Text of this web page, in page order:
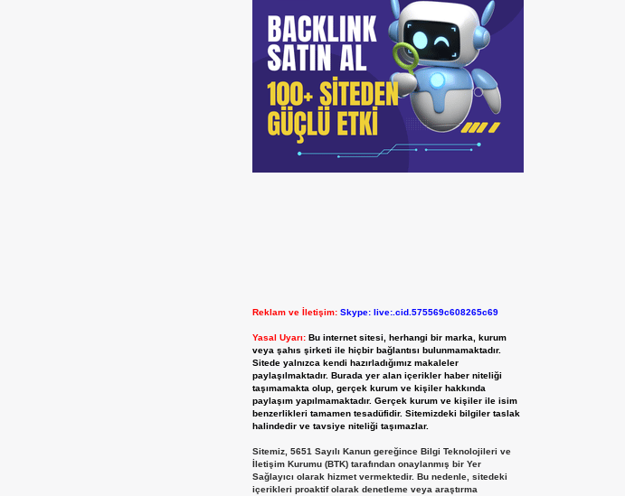
Reklam ve İletişim: Skype: live:.cid.575569c608265c69
Yasal Uyarı: Bu internet sitesi, herhangi bir marka, kurum
veya şahıs şirketi ile hiçbir bağlantısı bulunmamaktadır.
Sitede yalnızca kendi hazırladığımız makaleler
paylaşılmaktadır. Burada yer alan içerikler haber niteliği
taşımamakta olup, gerçek kurum ve kişiler hakkında
paylaşım yapılmamaktadır. Gerçek kurum ve kişiler ile isim
benzerlikleri tamamen tesadüfidir. Sitemizdeki bilgiler taslak
halindedir ve tavsiye niteliği taşımazlar.
Sitemiz, 5651 Sayılı Kanun gereğince Bilgi Teknolojileri ve
İletişim Kurumu (BTK) tarafından onaylanmış bir Yer
Sağlayıcı olarak hizmet vermektedir. Bu nedenle, sitedeki
içerikleri proaktif olarak denetleme veya araştırma